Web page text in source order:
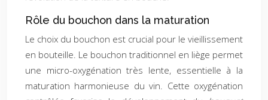
Rôle du bouchon dans la maturation
Le choix du bouchon est crucial pour le vieillissement
en bouteille. Le bouchon traditionnel en liège permet
une micro-oxygénation très lente, essentielle à la
maturation harmonieuse du vin. Cette oxygénation